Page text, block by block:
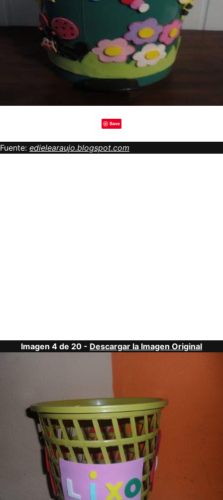
Save
Fuente: edielearaujo.blogspot.com
Imagen 4 de 20 - Descargar la Imagen Original